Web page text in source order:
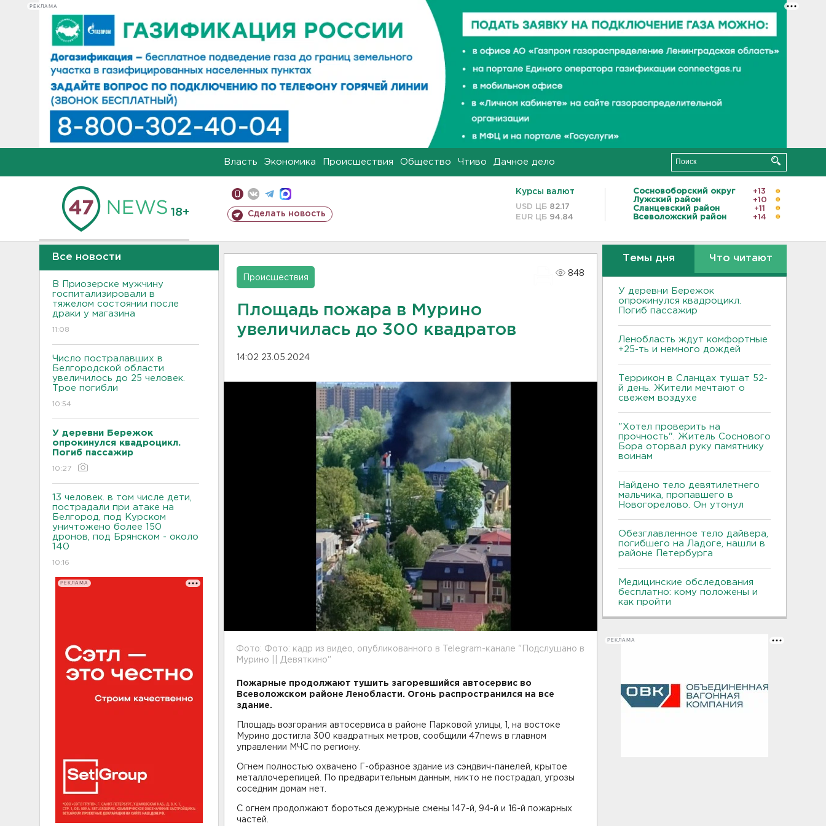
РЕКЛАМА
Власть Экономика Происшествия Общество Чтиво Дачное дело
18+ Сделать новость
Курсы валют
USD ЦБ 82.17
EUR ЦБ 94.84
Сосновоборский округ
+13
Лужский район
+10
Сланцевский район
+11
Всеволожский район
+14
Все новости
В Приозерске мужчину
госпитализировали в
тяжелом состоянии после
драки у магазина
11:08
Число постралавших в
Белгородской области
увеличилось до 25 человек.
Трое погибли
10:54
У деревни Бережок
опрокинулся квадроцикл.
Погиб пассажир
10:27
13 человек. в том числе дети,
пострадали при атаке на
Белгород, под Курском
уничтожено более 150
дронов, под Брянском - около
140
10:16
РЕКЛАМА
Происшествия
848
Площадь пожара в Мурино
увеличилась до 300 квадратов
14:02 23.05.2024
Фото: Фото: кадр из видео, опубликованного в Telegram-канале "Подслушано в
Мурино || Девяткино"
Пожарные продолжают тушить загоревшийся автосервис во
Всеволожском районе Ленобласти. Огонь распространился на все
здание.
Площадь возгорания автосервиса в районе Парковой улицы, 1, на востоке
Мурино достигла 300 квадратных метров, сообщили 47news в главном
управлении МЧС по региону.
Огнем полностью охвачено Г-образное здание из сэндвич-панелей, крытое
металлочерепицей. По предварительным данным, никто не пострадал, угрозы
соседним домам нет.
С огнем продолжают бороться дежурные смены 147-й, 94-й и 16-й пожарных
частей.
Темы дня Что читают
У деревни Бережок
опрокинулся квадроцикл.
Погиб пассажир
Ленобласть ждут комфортные
+25-ть и немного дождей
Террикон в Сланцах тушат 52-
й день. Жители мечтают о
свежем воздухе
"Хотел проверить на
прочность". Житель Соснового
Бора оторвал руку памятнику
воинам
Найдено тело девятилетнего
мальчика, пропавшего в
Новогорелово. Он утонул
Обезглавленное тело дайвера,
погибшего на Ладоге, нашли в
районе Петербурга
Медицинские обследования
бесплатно: кому положены и
как пройти
РЕКЛАМА